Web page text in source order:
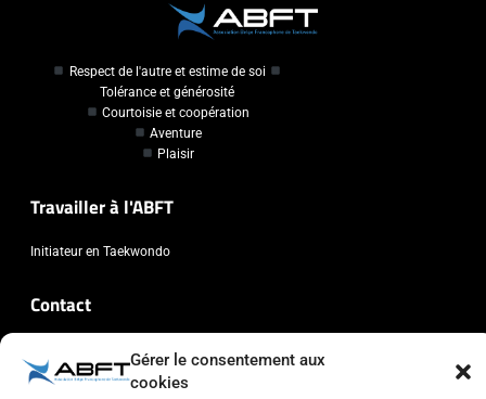
Gérer le consentement aux
cookies
Respect de l'autre et estime de soi
Tolérance et générosité
Courtoisie et coopération
Aventure
Plaisir
Travailler à l'ABFT
Initiateur en Taekwondo
Contact
Association Belge Francophone de Taekwondo
Chaussée de Wavre, 2057 - 1160 Auderghem